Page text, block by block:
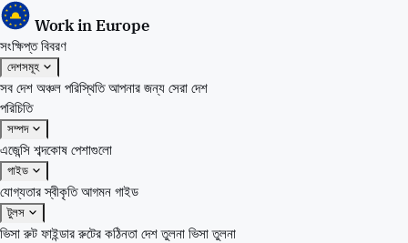
Work in Europe
সংক্ষিপ্ত বিবরণ
দেশসমূহ
সব দেশ অঞ্চল পরিস্থিতিআপনার জন্য সেরা দেশ
পরিচিতি
সম্পদ
এজেন্সি শব্দকোষ পেশাগুলো
গাইড
যোগ্যতার স্বীকৃতিআগমন গাইড
টুলস
ভিসা রুট ফাইন্ডাররুটের কঠিনতা দেশ তুলনা ভিসা তুলনা